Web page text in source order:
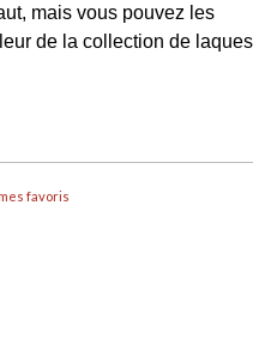
mais vous pouvez les
de la collection de laques
favoris